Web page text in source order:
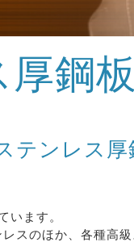
厚
テンレス
います。
スのほか、各種高